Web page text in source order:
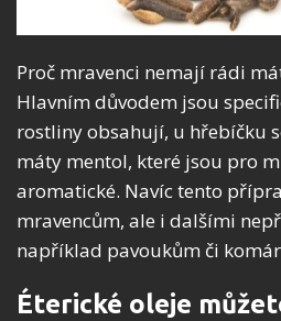
Proč mravenci nemají rádi
Hlavním důvodem jsou
rostliny obsahují, u hřebíčku
máty mentol, které jsou pro
aromatické. Navíc tento
mravencům, ale i dalšími
například pavoukům či
Éterické oleje